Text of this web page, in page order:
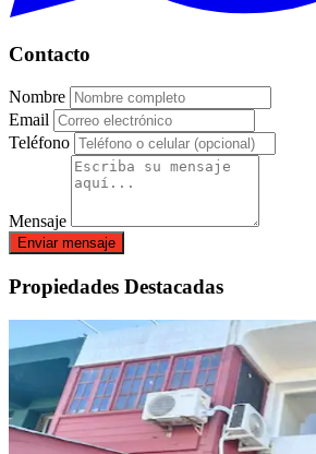
Contacto
Nombre
Email
Teléfono
Mensaje
Enviar mensaje
Propiedades Destacadas